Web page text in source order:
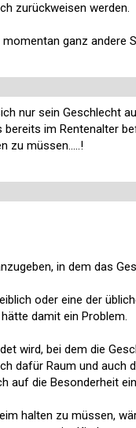
zurückweisen werden.
ganz andere
nur sein Geschlecht
im Rentenalter
zu müssen.....!
in dem das
oder eine der
damit ein Problem.
wird, bei dem die
dafür Raum und auch
auf die Besonderheit
halten zu müssen,